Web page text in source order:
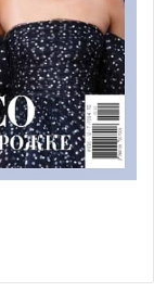
Баланс между
существующих
делДидье
мер CTTR,
и их